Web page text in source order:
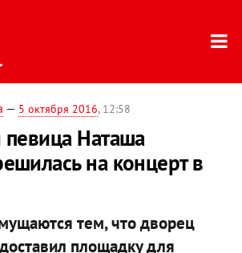
— 5 октября 2016, 12:58
певица Наташа
на концерт в
тем, что дворец
площадку для